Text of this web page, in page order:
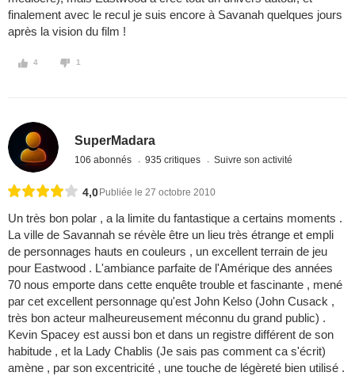
finalement avec le recul je suis encore à Savanah quelques jours
après la vision du film !
4 1
SuperMadara
106 abonnés 935 critiques Suivre son activité
4,0 Publiée le 27 octobre 2010
Un très bon polar , a la limite du fantastique a certains moments .
La ville de Savannah se révèle être un lieu très étrange et empli
de personnages hauts en couleurs , un excellent terrain de jeu
pour Eastwood . L'ambiance parfaite de l'Amérique des années
70 nous emporte dans cette enquête trouble et fascinante , mené
par cet excellent personnage qu'est John Kelso (John Cusack ,
très bon acteur malheureusement méconnu du grand public) .
Kevin Spacey est aussi bon et dans un registre différent de son
habitude , et la Lady Chablis (Je sais pas comment ca s'écrit)
amène , par son excentricité , une touche de légèreté bien utilisé .